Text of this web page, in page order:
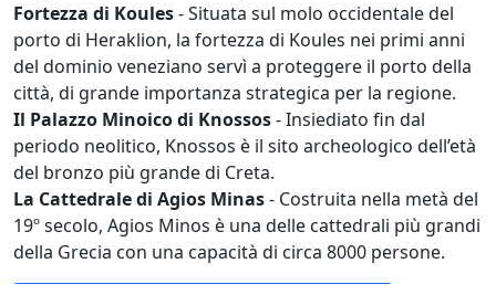
Fortezza di Koules- Situata sul molo occidentale del
porto di Heraklion, la fortezza di Koules nei primi anni
del dominio veneziano servì a proteggere il porto della
città, di grande importanza strategica per la regione.
Il Palazzo Minoico di Knossos- Insiediato fin dal
periodo neolitico, Knossos è il sito archeologico dell’età
del bronzo più grande di Creta.
La Cattedrale di Agios Minas- Costruita nella metà del
19º secolo, Agios Minos è una delle cattedrali più grandi
della Grecia con una capacità di circa 8000 persone.